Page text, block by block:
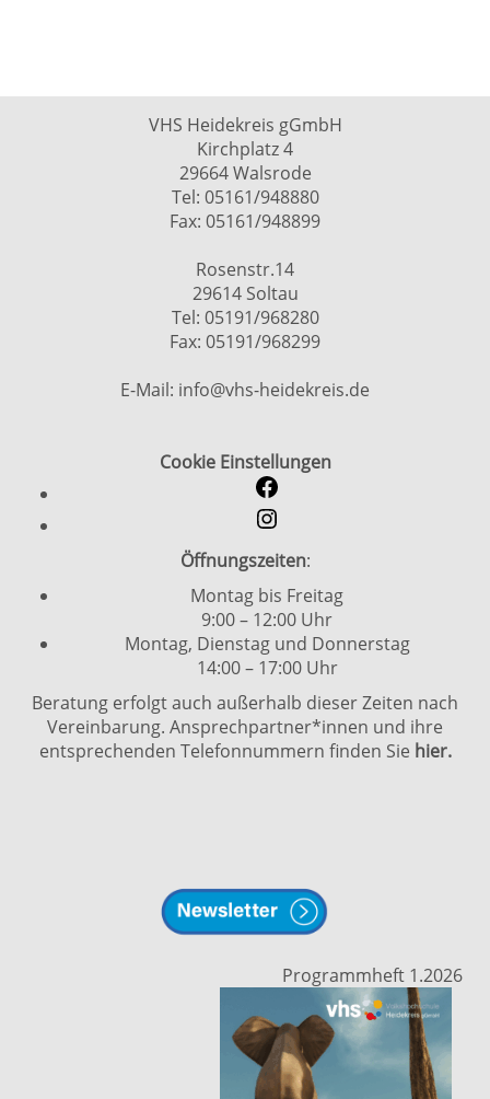
VHS Heidekreis gGmbH
Kirchplatz 4
29664 Walsrode
Tel: 05161/948880
Fax: 05161/948899
Rosenstr.14
29614 Soltau
Tel: 05191/968280
Fax: 05191/968299
E-Mail: info@vhs-heidekreis.de
Cookie Einstellungen
Öffnungszeiten:
Montag bis Freitag
9:00 – 12:00 Uhr
Montag, Dienstag und Donnerstag
14:00 – 17:00 Uhr
Beratung erfolgt auch außerhalb dieser Zeiten nach
Vereinbarung. Ansprechpartner*innen und ihre
entsprechenden Telefonnummern finden Sie hier.
Programmheft 1.2026